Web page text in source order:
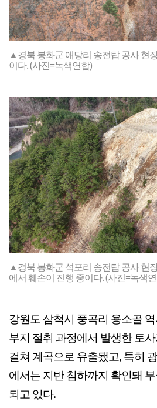
▲경북 봉화군 애당리 송전탑 공사 현
이다. (사진=녹색연합)
▲경북 봉화군 석포리 송전탑 공사 현
에서 훼손이 진행 중이다. (사진=녹색
강원도 삼척시 풍곡리 용소골
부지 절취 과정에서 발생한 토
걸쳐 계곡으로 유출됐고, 특히
에서는 지반 침하까지 확인돼
되고 있다.